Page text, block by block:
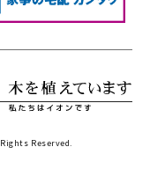
Rights Reserved.